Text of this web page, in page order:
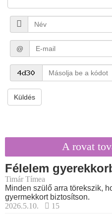
@
Küldés
A rovat
Félelem
Timár Tímea
Minden szülő arra törekszik,
gyermekkort biztosítson.
2026.5.10.
15